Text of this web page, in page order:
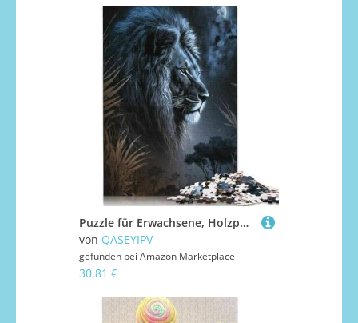
Puzzle für Erwachsene, Holzpuzzle, 1000 Teile, Löwe, für Teenager, Geschenke, Heimdekoration, Spielzeug, 75 x 50 cm
von QASEYIPV
gefunden bei Amazon Marketplace
30,81 €